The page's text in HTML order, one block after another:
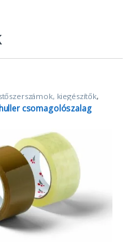
kiegészítők,
csomagolószalag